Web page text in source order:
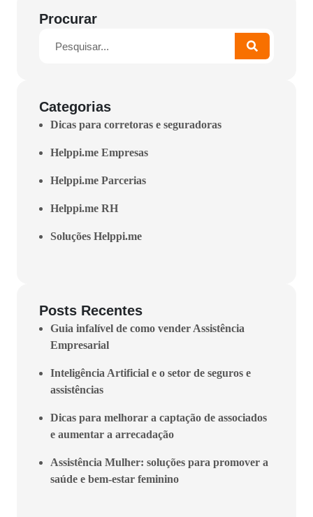
Procurar
Categorias
Dicas para corretoras e seguradoras
Helppi.me Empresas
Helppi.me Parcerias
Helppi.me RH
Soluções Helppi.me
Posts Recentes
Guia infalível de como vender Assistência
Empresarial
Inteligência Artificial e o setor de seguros e
assistências
Dicas para melhorar a captação de associados
e aumentar a arrecadação
Assistência Mulher: soluções para promover a
saúde e bem-estar feminino